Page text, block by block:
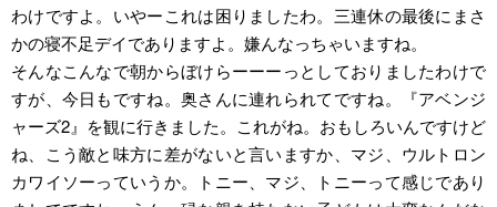
わけですよ。いやーこれは困りましたわ。三連休の最後にまさ
かの寝不足デイでありますよ。嫌んなっちゃいますね。
そんなこんなで朝からぼけらーーーっとしておりましたわけで
すが、今日もですね。奥さんに連れられてですね。『アベンジ
ャーズ2』を観に行きました。これがね。おもしろいんですけど
ね、こう敵と味方に差がないと言いますか、マジ、ウルトロン
カワイソーっていうか。トニー、マジ、トニーって感じであり